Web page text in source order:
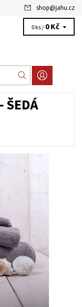
shop@jahu.cz
0 ks / 0 Kč
ŠEDÁ